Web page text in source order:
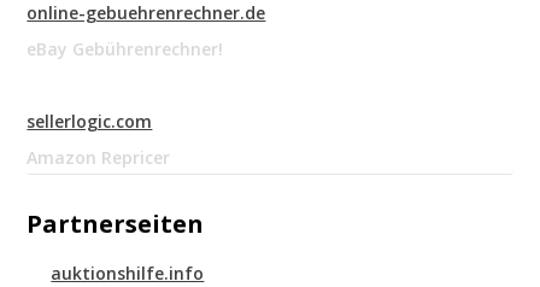
online-gebuehrenrechner.de
eBay Gebührenrechner!
sellerlogic.com
Amazon Repricer
Partnerseiten
auktionshilfe.info